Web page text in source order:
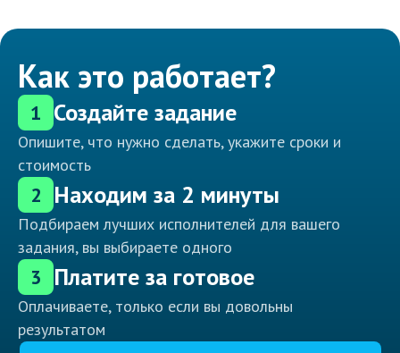
Как это работает?
1 Создайте задание
Опишите, что нужно сделать, укажите сроки и
стоимость
2 Находим за 2 минуты
Подбираем лучших исполнителей для вашего
задания, вы выбираете одного
3 Платите за готовое
Оплачиваете, только если вы довольны
результатом